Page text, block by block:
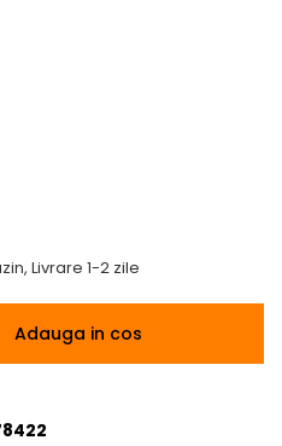
Livrare 1-2 zile
Adauga in cos